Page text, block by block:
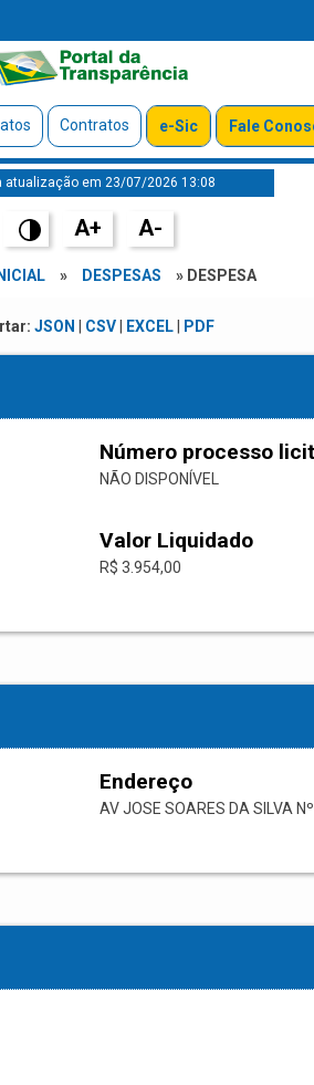
Contratos e-Sic Fale
atualização em 23/07/2026 13:08
A+ A-
» DESPESAS » DESPESA
JSON CSV| EXCEL| PDF
Número processo
NÃO DISPONÍVEL
Valor Liquidado
R$ 3.954,00
Endereço
AV JOSE SOARES DA SILVA